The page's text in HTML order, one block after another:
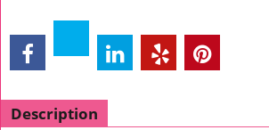
Description